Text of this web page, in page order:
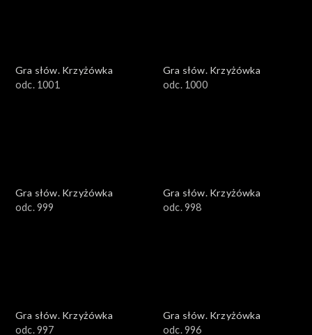
Gra słów. Krzyżówka
odc. 1001
Gra słów. Krzyżówka
odc. 1000
Gra słów. Krzyżówka
odc. 999
Gra słów. Krzyżówka
odc. 998
Gra słów. Krzyżówka
odc. 997
Gra słów. Krzyżówka
odc. 996